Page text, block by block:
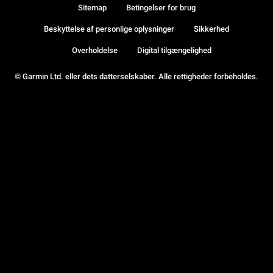
© Garmin Ltd. eller dets datterselskaber. Alle rettigheder forbeholdes.
Sitemap Betingelser for brug
Beskyttelse af personlige oplysninger Sikkerhed
Overholdelse Digital tilgængelighed